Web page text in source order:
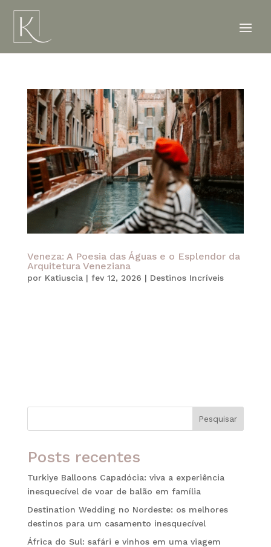
Veneza: A Poesia das Águas e o Esplendor da
Arquitetura Veneziana
por Katiuscia| fev 12, 2026 | Destinos Incríveis
Pesquisar
Posts recentes
Turkiye Balloons Capadócia: viva a experiência
inesquecível de voar de balão em família
Destination Wedding no Nordeste: os melhores
destinos para um casamento inesquecível
África do Sul: safári e vinhos em uma viagem